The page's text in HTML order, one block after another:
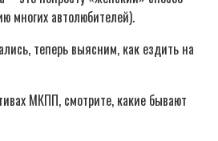
многих автолюбителей).
теперь выясним, как ездить на
МКПП, смотрите, какие бывают